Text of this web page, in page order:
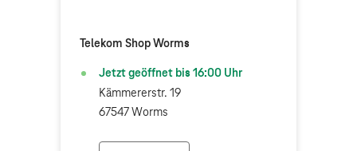
Telekom Shop Worms
Jetzt geöffnet bis 16:00 Uhr
Kämmererstr. 19
67547 Worms